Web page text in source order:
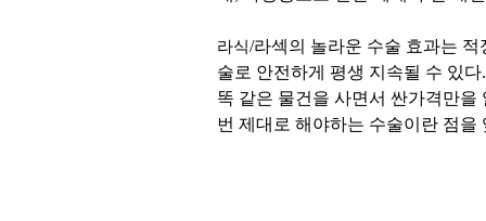
라식/라섹의 놀라운 수술 효과는
술로 안전하게 평생 지속될 수 있
똑 같은 물건을 사면서 싼가격만
번 제대로 해야하는 수술이란 점을